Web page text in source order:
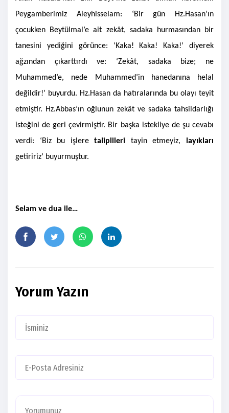
Peygamberimiz Aleyhisselam: ‘Bir gün Hz.Hasan’ın
çocukken Beytülmal’e ait zekât, sadaka hurmasından bir
tanesini yediğini görünce: ‘Kaka! Kaka! Kaka!’ diyerek
ağzından çıkarttırdı ve: ‘Zekât, sadaka bize; ne
Muhammed’e, nede Muhammed’in hanedanına helal
değildir!’ buyurdu. Hz.Hasan da hatıralarında bu olayı teyit
etmiştir. Hz.Abbas’ın oğlunun zekât ve sadaka tahsildarlığı
isteğini de geri çevirmiştir. Bir başka istekliye de şu cevabı
verdi: ‘Biz bu işleretaliplileri tayin etmeyiz,
layıkları
getiririz’ buyurmuştur.
Selam ve dua ile…
Yorum Yazın